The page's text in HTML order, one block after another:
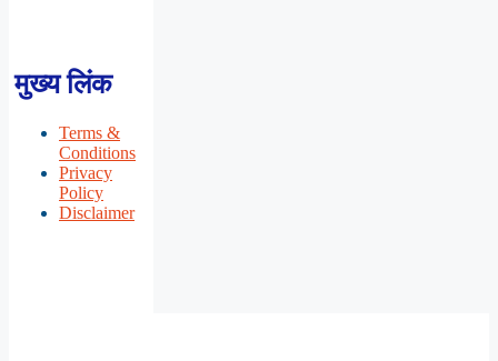
मुख्य लिंक
Terms &
Conditions
Privacy
Policy
Disclaimer